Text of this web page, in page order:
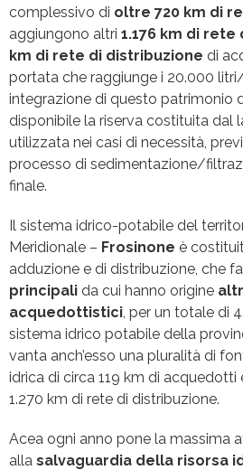
complessivo di oltre 720 km di
aggiungono altri 1.176 km di rete
km di rete di distribuzione di
portata che raggiunge i 20.000
integrazione di questo patrimonio
disponibile la riserva costituita dal
utilizzata nei casi di necessità,
processo di sedimentazione/
finale.
Il sistema idrico-potabile del
Meridionale – Frosinone è
adduzione e di distribuzione, che
principali da cui hanno origine
acquedottistici, per un totale di
sistema idrico potabile della
vanta anch’esso una pluralità di
idrica di circa 119 km di acquedotti
1.270 km di rete di distribuzione.
Acea ogni anno pone la massima
alla salvaguardia della risorsa